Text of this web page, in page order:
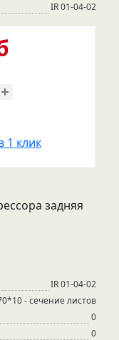
IR 01-04-02
1 клик
задняя
IR 01-04-02
- сечение листов
0
0